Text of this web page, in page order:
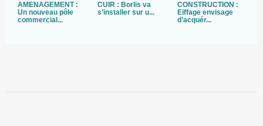
AMENAGEMENT :
Un nouveau pôle
commercial...
CUIR : Borlis va
s’installer sur u...
CONSTRUCTION :
Eiffage envisage
d’acquér...